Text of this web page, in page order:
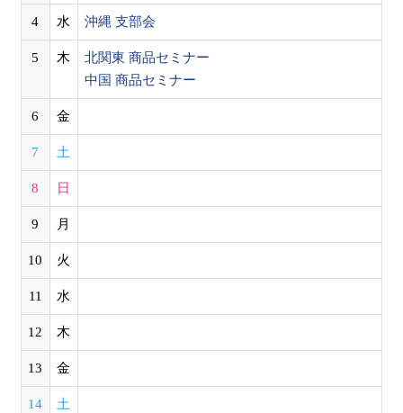
4 水 沖縄 支部会
5 木
北関東 商品セミナー
中国 商品セミナー
6 金
7 土
8 日
9 月
10 火
11 水
12 木
13 金
14 土